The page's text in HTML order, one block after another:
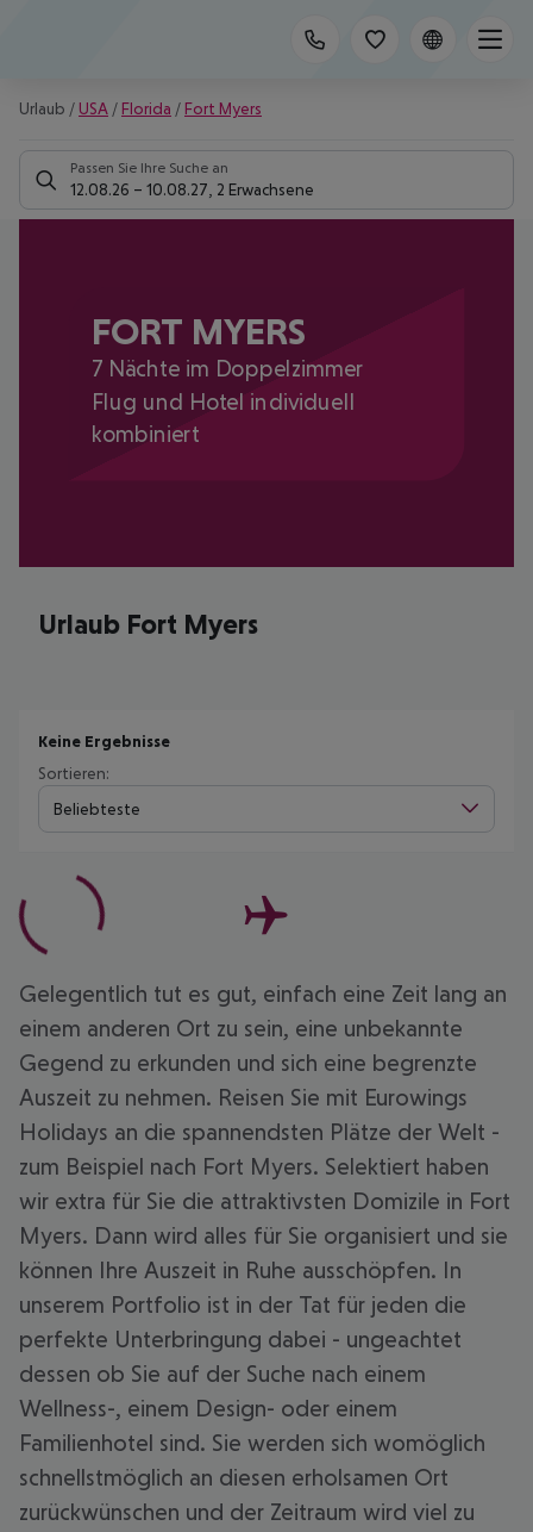
Urlaub /USA / Florida / Fort Myers
Passen Sie Ihre Suche an
12.08.26 – 10.08.27 2 Erwachsene
FORT MYERS
7 Nächte im Doppelzimmer
Flug und Hotel individuell
kombiniert
Urlaub Fort Myers
Keine Ergebnisse
Sortieren:
Beliebteste
Gelegentlich tut es gut, einfach eine Zeit lang an
einem anderen Ort zu sein, eine unbekannte
Gegend zu erkunden und sich eine begrenzte
Auszeit zu nehmen. Reisen Sie mit Eurowings
Holidays an die spannendsten Plätze der Welt -
zum Beispiel nach Fort Myers. Selektiert haben
wir extra für Sie die attraktivsten Domizile in Fort
Myers. Dann wird alles für Sie organisiert und sie
können Ihre Auszeit in Ruhe ausschöpfen. In
unserem Portfolio ist in der Tat für jeden die
perfekte Unterbringung dabei - ungeachtet
dessen ob Sie auf der Suche nach einem
Wellness-, einem Design- oder einem
Familienhotel sind. Sie werden sich womöglich
schnellstmöglich an diesen erholsamen Ort
zurückwünschen und der Zeitraum wird viel zu